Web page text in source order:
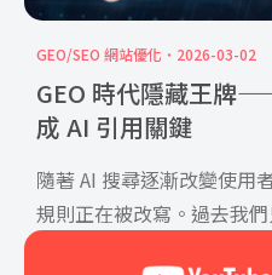
GEO/SEO 網站優化 2026-03-02
GEO 時代隱藏王牌
成 AI 引用關鍵
隨著 AI 搜尋逐漸改變使用
規則正在被改寫。過去我